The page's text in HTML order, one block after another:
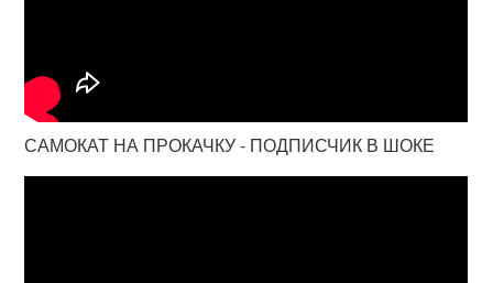
САМОКАТ НА ПРОКАЧКУ - ПОДПИСЧИК В ШОКЕ